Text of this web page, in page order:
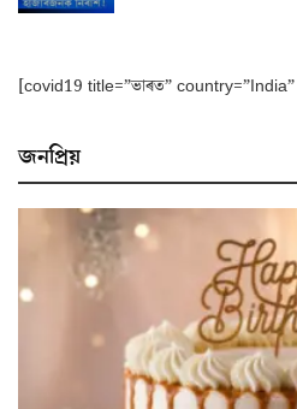
[covid19 title=”ভাৰত”
জনপ্ৰিয়